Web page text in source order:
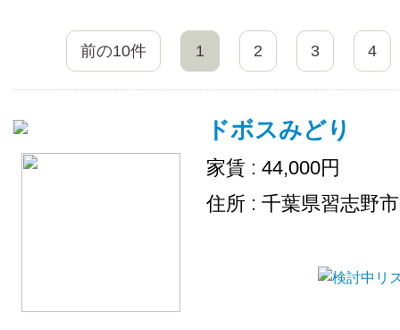
前の10件 1 2 3 4
ドボスみどり
家賃 : 44,000円
住所 : 千葉県習志野